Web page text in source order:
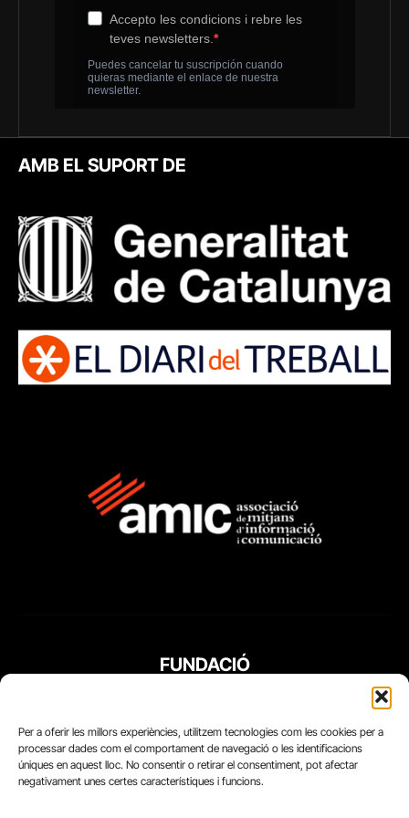
Per a oferir les millors experiències, utilitzem tecnologies com les cookies per a
processar dades com el comportament de navegació o les identificacions
úniques en aquest lloc. No consentir o retirar el consentiment, pot afectar
negativament unes certes característiques i funcions.
AMB EL SUPORT DE
FUNDACIÓ